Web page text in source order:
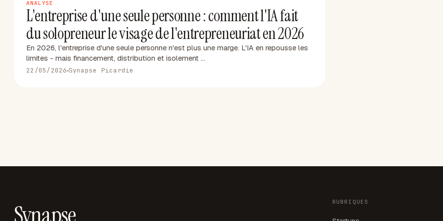
ANALYSE
L'entreprise d'une seule personne : comment l'IA fait
du solopreneur le visage de l'entrepreneuriat en 2026
En 2026, l'entreprise d'une seule personne n'est plus une marge. L'IA en repousse les
limites - mais financement, distribution et isolement …
22/05/2026 Synapse Picardie
RUBRIQUES